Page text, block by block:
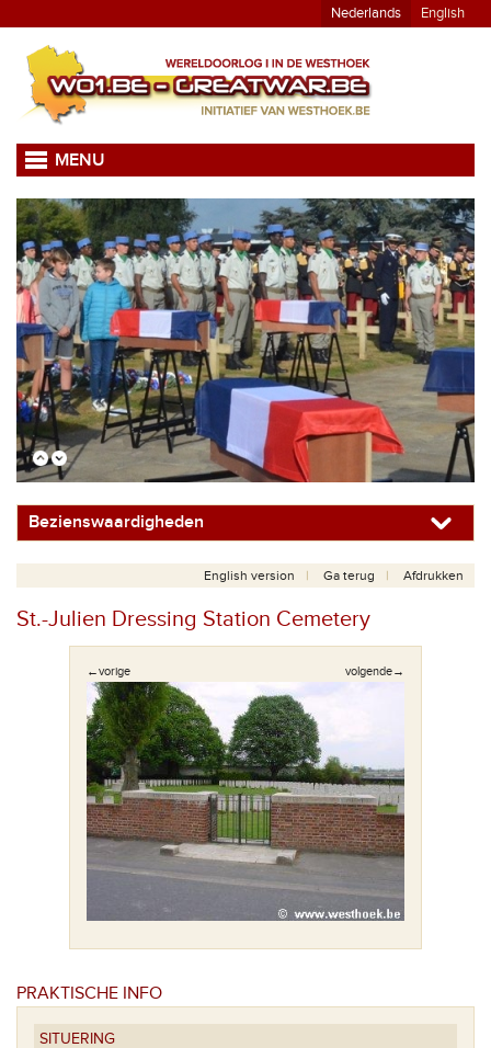
Nederlands English
MENU
Bezienswaardigheden
English version Ga terug Afdrukken
St.-Julien Dressing Station Cemetery
←vorige volgende→
PRAKTISCHE INFO
SITUERING